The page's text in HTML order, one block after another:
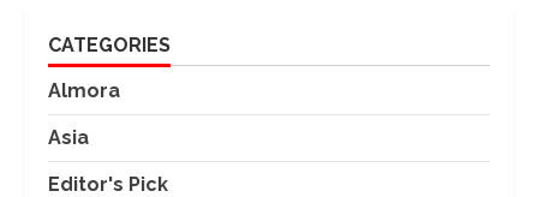
CATEGORIES
Almora
Asia
Editor's Pick